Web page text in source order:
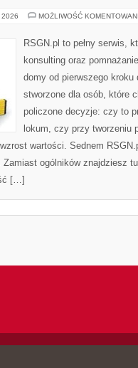
2026 MOŻLIWOŚĆ
RSGN.pl to pełny serwis,
konsulting oraz
domy od pierwszego
stworzone dla osób, które
policzone decyzje: czy to
lokum, czy przy tworzeniu
wartości. Sednem
Zamiast ogólników znajdziesz
[…]